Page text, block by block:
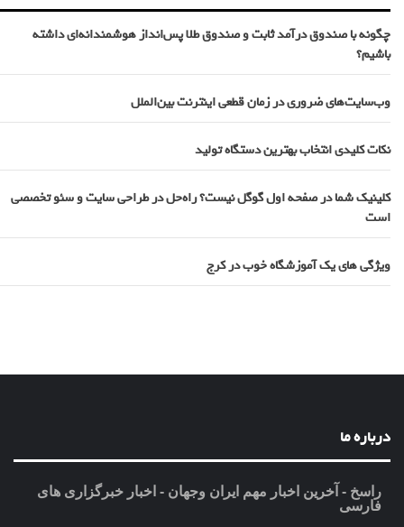
چگونه با صندوق درآمد ثابت و صندوق طلا پس‌انداز هوشمندانه‌ای داشته
باشیم؟
وب‌سایت‌های ضروری در زمان قطعی اینترنت بین‌الملل
نکات کلیدی انتخاب بهترین دستگاه تولید
کلینیک شما در صفحه اول گوگل نیست؟ راه‌حل در طراحی سایت و سئو تخصصی
است
ویژگی های یک آموزشگاه خوب در کرج
درباره ما
راسخ - آخرین اخبار مهم ایران وجهان - اخبار خبرگزاری های
فارسی